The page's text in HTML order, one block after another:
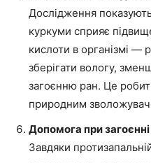
Дослідження
куркуми сприяє
кислоти в організмі —
зберігати вологу,
загоєнню ран. Це
природним
Допомога при
Завдяки